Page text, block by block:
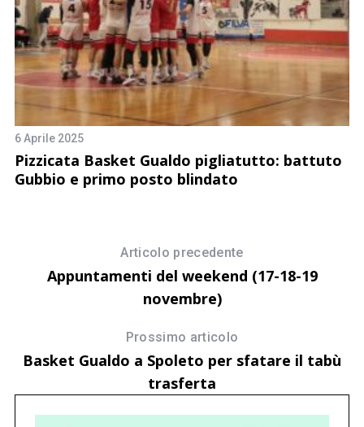
6 Aprile 2025
Pizzicata Basket Gualdo pigliatutto: battuto
Gubbio e primo posto blindato
Articolo precedente
Appuntamenti del weekend (17-18-19
novembre)
Prossimo articolo
Basket Gualdo a Spoleto per sfatare il tabù
trasferta